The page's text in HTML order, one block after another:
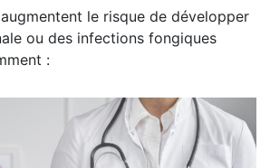
le risque de développer
ou des infections fongiques
: